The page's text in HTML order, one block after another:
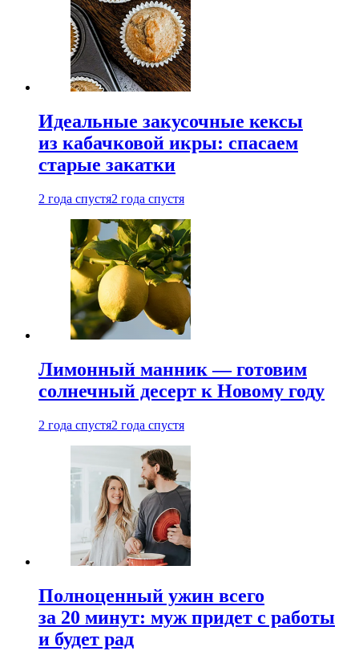
Идеальные закусочные кексы
из кабачковой икры: спасаем
старые закатки
2 года спустя2 года спустя
Лимонный манник — готовим
солнечный десерт к Новому году
2 года спустя2 года спустя
Полноценный ужин всего
за 20 минут: муж придет с работы
и будет рад